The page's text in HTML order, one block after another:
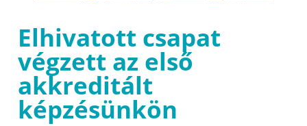
Elhivatott csapat
végzett az első
akkreditált
képzésünkön